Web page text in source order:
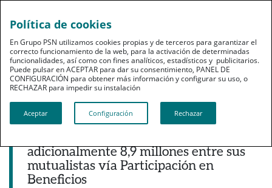
Noticias destacadas
PSN obtuvo un beneficio de 4,1 millones
adicionalmente 8,9 millones entre sus
mutualistas vía Participación en
Beneficios
Política de cookies
En Grupo PSN utilizamos cookies propias y de terceros para garantizar el
correcto funcionamiento de la web, para la activación de determinadas
funcionalidades, así como con fines analíticos, estadísticos y publicitarios.
Puede pulsar en ACEPTAR para dar su consentimiento, PANEL DE
CONFIGURACIÓN para obtener más información y configurar su uso, o
RECHAZAR para impedir su instalación​​​​​​​
Aceptar Configuración Rechazar